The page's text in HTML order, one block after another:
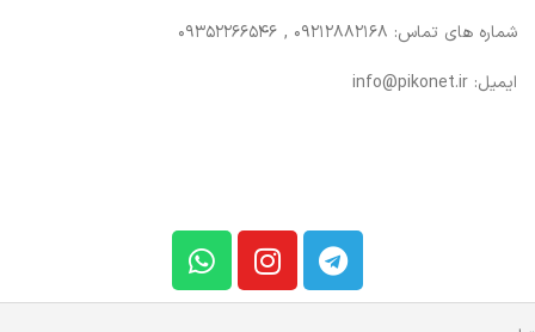
شماره های تماس: 09212882168 , 09352266546
ایمیل: info@pikonet.ir